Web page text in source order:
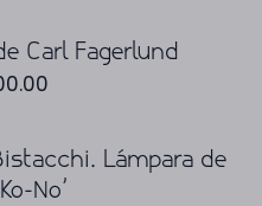
Carl Fagerlund
Lámpara de
No’